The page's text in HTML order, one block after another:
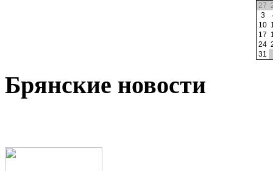
27
3
10
17
24
31
Брянские новости